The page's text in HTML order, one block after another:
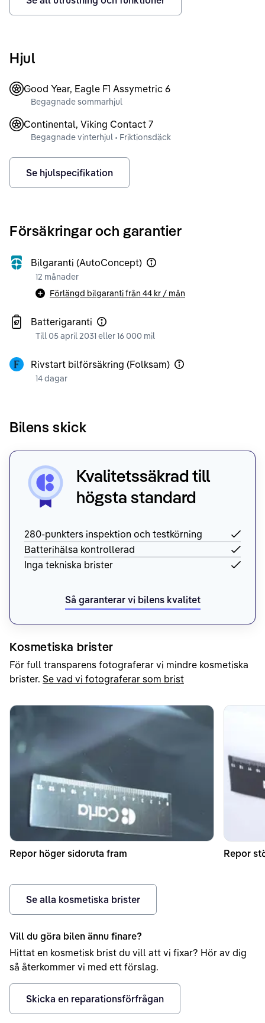
Hjul
Good Year, Eagle F1 Assymetric 6
Begagnade sommarhjul
Continental, Viking Contact 7
Begagnade vinterhjul • Friktionsdäck
Se hjulspecifikation
Försäkringar och garantier
Bilgaranti (AutoConcept)
12 månader
Förlängd bilgaranti från 44 kr / mån
Batterigaranti
Till 05 april 2031 eller 16 000 mil
Rivstart bilförsäkring (Folksam)
14 dagar
Bilens skick
Kvalitetssäkrad till
högsta standard
280-punkters inspektion och testkörning
Batterihälsa kontrollerad
Inga tekniska brister
Så garanterar vi bilens kvalitet
Kosmetiska brister
För full transparens fotograferar vi mindre kosmetiska
brister. Se vad vi fotograferar som brist
Repor höger sidoruta fram Repor
Se alla kosmetiska brister
Vill du göra bilen ännu finare?
Hittat en kosmetisk brist du vill att vi fixar? Hör av dig
så återkommer vi med ett förslag.
Skicka en reparationsförfrågan